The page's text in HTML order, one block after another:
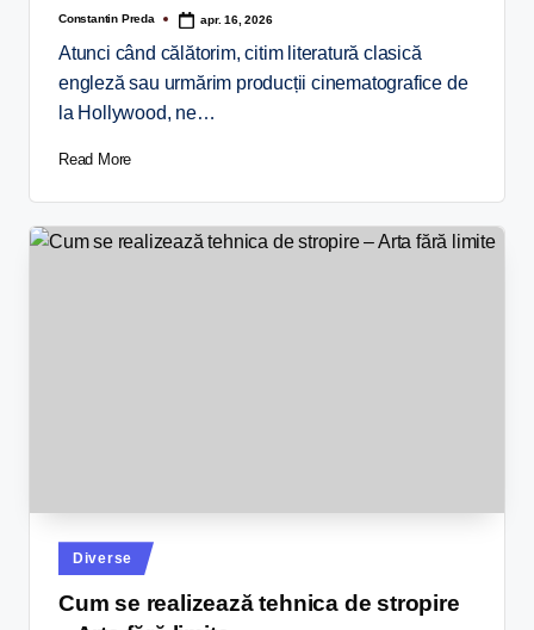
Constantin Preda apr. 16, 2026
Atunci când călătorim, citim literatură clasică
engleză sau urmărim producții cinematografice de
la Hollywood, ne…
Read More
Diverse
Cum se realizează tehnica de stropire